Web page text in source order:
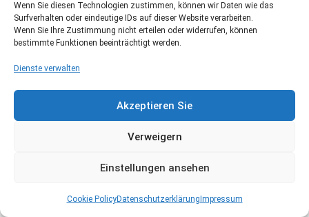
Wenn Sie diesen Technologien zustimmen, können wir Daten wie das
Surfverhalten oder eindeutige IDs auf dieser Website verarbeiten.
Wenn Sie Ihre Zustimmung nicht erteilen oder widerrufen, können
bestimmte Funktionen beeinträchtigt werden.
Dienste verwalten
Akzeptieren Sie
Verweigern
Einstellungen ansehen
Cookie PolicyDatenschutzerklärung Impressum